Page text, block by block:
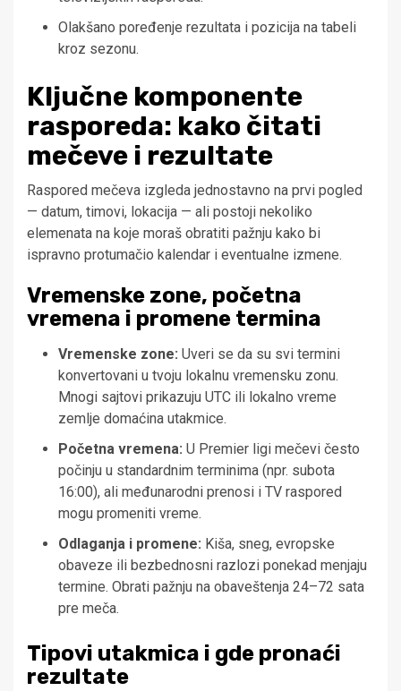
Olakšano poređenje rezultata i pozicija na tabeli
kroz sezonu.
Ključne komponente
rasporeda: kako čitati
mečeve i rezultate
Raspored mečeva izgleda jednostavno na prvi pogled
— datum, timovi, lokacija — ali postoji nekoliko
elemenata na koje moraš obratiti pažnju kako bi
ispravno protumačio kalendar i eventualne izmene.
Vremenske zone, početna
vremena i promene termina
Vremenske zone: Uveri se da su svi termini
konvertovani u tvoju lokalnu vremensku zonu.
Mnogi sajtovi prikazuju UTC ili lokalno vreme
zemlje domaćina utakmice.
Početna vremena: U Premier ligi mečevi često
počinju u standardnim terminima (npr. subota
16:00), ali međunarodni prenosi i TV raspored
mogu promeniti vreme.
Odlaganja i promene: Kiša, sneg, evropske
obaveze ili bezbednosni razlozi ponekad menjaju
termine. Obrati pažnju na obaveštenja 24–72 sata
pre meča.
Tipovi utakmica i gde pronaći
rezultate